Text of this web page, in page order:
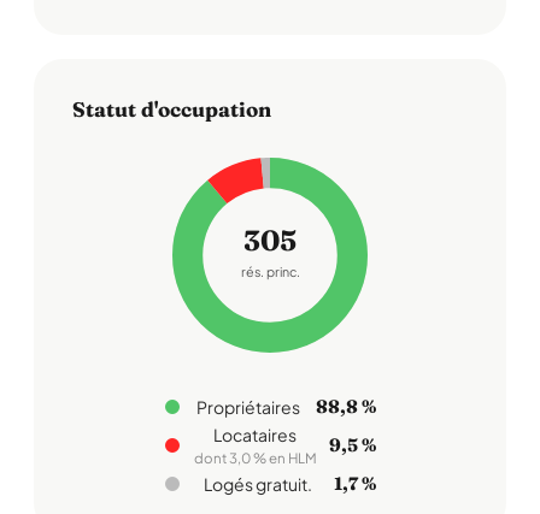
Statut d'occupation
305
rés. princ.
Propriétaires 88,8 %
Locataires
dont 3,0 % en HLM
9,5 %
Logés gratuit. 1,7 %